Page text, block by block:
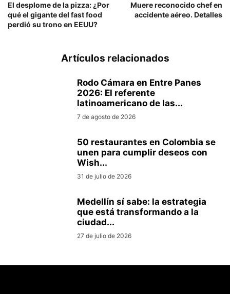
El desplome de la pizza: ¿Por
qué el gigante del fast food
perdió su trono en EEUU?
Muere reconocido chef en
accidente aéreo. Detalles
Artículos relacionados
Rodo Cámara en Entre Panes
2026: El referente
latinoamericano de las...
7 de agosto de 2026
50 restaurantes en Colombia se
unen para cumplir deseos con
Wish...
31 de julio de 2026
Medellín sí sabe: la estrategia
que está transformando a la
ciudad...
27 de julio de 2026